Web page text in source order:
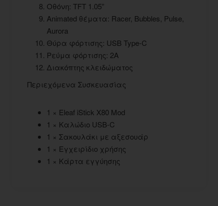
Οθόνη: TFT 1.05”
Animated θέματα: Racer, Bubbles, Pulse,
Aurora
Θύρα φόρτισης: USB Type-C
Ρεύμα φόρτισης: 2A
Διακόπτης κλειδώματος
Περιεχόμενα Συσκευασίας
1 × Eleaf iStick X80 Mod
1 × Καλώδιο USB-C
1 × Σακουλάκι με αξεσουάρ
1 × Εγχειρίδιο χρήσης
1 × Κάρτα εγγύησης